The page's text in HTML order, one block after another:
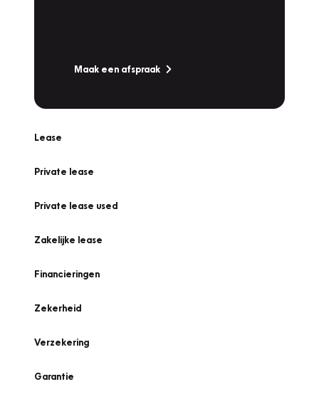
Maak een afspraak
Lease
Private lease
Private lease used
Zakelijke lease
Financieringen
Zekerheid
Verzekering
Garantie